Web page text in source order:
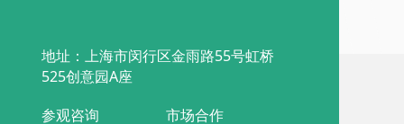
地址：上海市闵行区金雨路55号虹桥
525创意园A座
参观咨询
市场合作